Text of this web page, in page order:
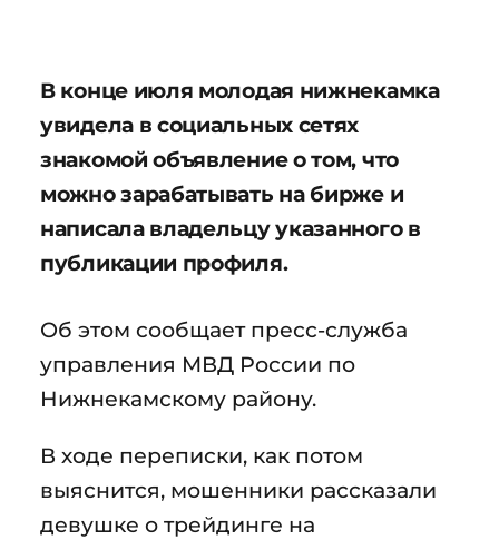
В конце июля молодая нижнекамка
увидела в социальных сетях
знакомой объявление о том, что
можно зарабатывать на бирже и
написала владельцу указанного в
публикации профиля.
Об этом сообщает пресс-служба
управления МВД России по
Нижнекамскому району.
В ходе переписки, как потом
выяснится, мошенники рассказали
девушке о трейдинге на